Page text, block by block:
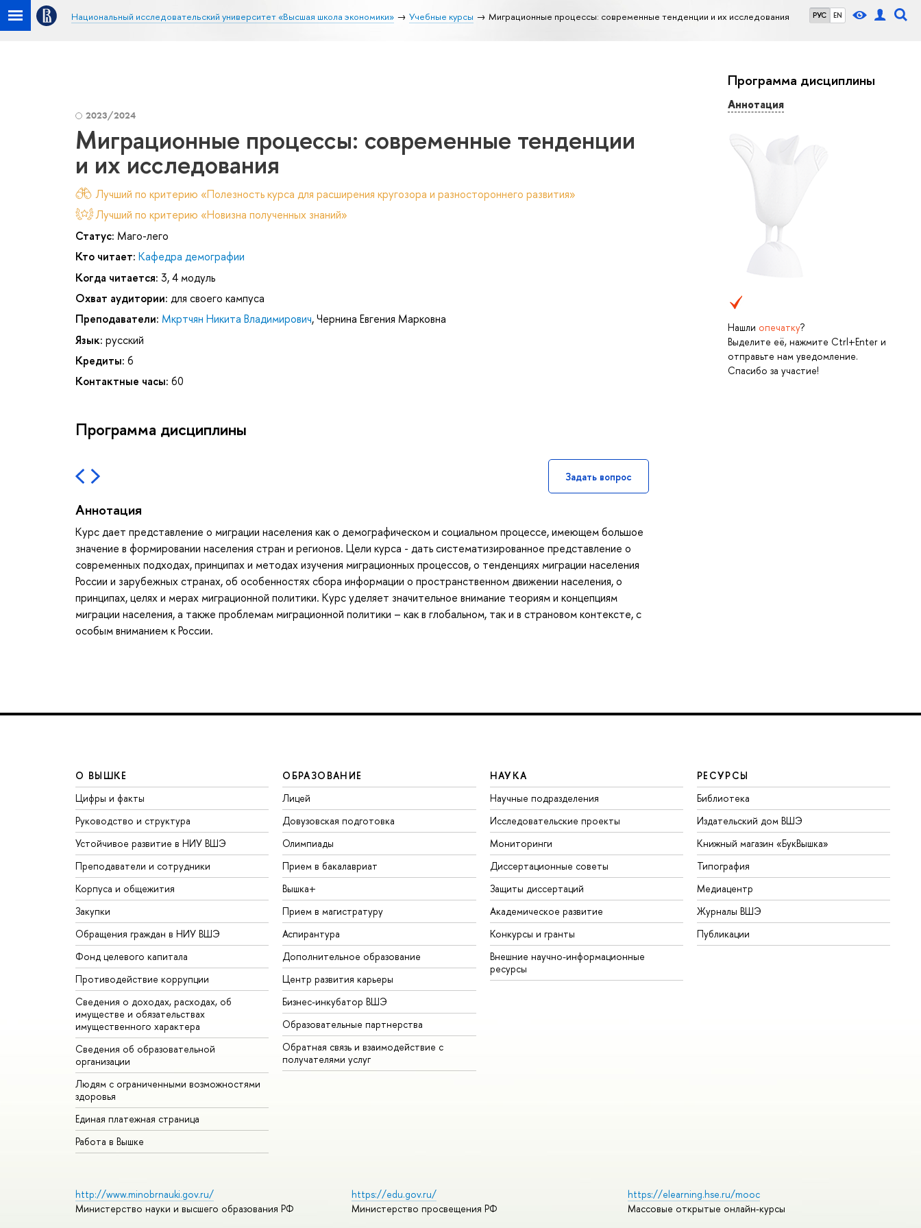
РУС EN
Национальный исследовательский университет «Высшая школа экономики» Учебные курсы Миграционные процессы: современные тенденции и их исследования
Программа дисциплины
Аннотация
Нашли опечатку?
Выделите её, нажмите Ctrl+Enter и
отправьте нам уведомление.
Спасибо за участие!
2023/2024
Миграционные процессы: современные тенденции
и их исследования
Лучший по критерию «Полезность курса для расширения кругозора и разностороннего развития»
Лучший по критерию «Новизна полученных знаний»
Статус: Маго-лего
Кто читает: Кафедра демографии
Когда читается: 3, 4 модуль
Охват аудитории: для своего кампуса
Преподаватели: Мкртчян Никита Владимирович,Чернина Евгения Марковна
Язык: русский
Кредиты: 6
Контактные часы: 60
Программа дисциплины
Задать вопрос
Аннотация
Курс дает представление о миграции населения как о демографическом и социальном процессе, имеющем большое
значение в формировании населения стран и регионов. Цели курса - дать систематизированное представление о
современных подходах, принципах и методах изучения миграционных процессов, о тенденциях миграции населения
России и зарубежных странах, об особенностях сбора информации о пространственном движении населения, о
принципах, целях и мерах миграционной политики. Курс уделяет значительное внимание теориям и концепциям
миграции населения, а также проблемам миграционной политики – как в глобальном, так и в страновом контексте, с
особым вниманием к России.
О ВЫШКЕ
Цифры и факты
Руководство и структура
Устойчивое развитие в НИУ ВШЭ
Преподаватели и сотрудники
Корпуса и общежития
Закупки
Обращения граждан в НИУ ВШЭ
Фонд целевого капитала
Противодействие коррупции
Сведения о доходах, расходах, об
имуществе и обязательствах
имущественного характера
Сведения об образовательной
организации
Людям с ограниченными возможностями
здоровья
Единая платежная страница
Работа в Вышке
ОБРАЗОВАНИЕ
Лицей
Довузовская подготовка
Олимпиады
Прием в бакалавриат
Вышка+
Прием в магистратуру
Аспирантура
Дополнительное образование
Центр развития карьеры
Бизнес-инкубатор ВШЭ
Образовательные партнерства
Обратная связь и взаимодействие с
получателями услуг
НАУКА
Научные подразделения
Исследовательские проекты
Мониторинги
Диссертационные советы
Защиты диссертаций
Академическое развитие
Конкурсы и гранты
Внешние научно-информационные
ресурсы
РЕСУРСЫ
Библиотека
Издательский дом ВШЭ
Книжный магазин «БукВышка»
Типография
Медиацентр
Журналы ВШЭ
Публикации
http://www.minobrnauki.gov.ru/
Министерство науки и высшего образования РФ
https://edu.gov.ru/
Министерство просвещения РФ
https://elearning.hse.ru/mooc
Массовые открытые онлайн-курсы